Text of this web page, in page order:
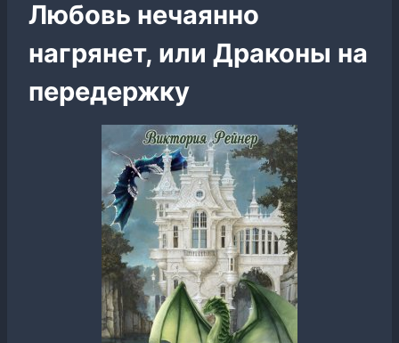
Любовь нечаянно
нагрянет, или Драконы на
передержку